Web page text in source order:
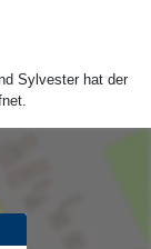
Sylvester hat der